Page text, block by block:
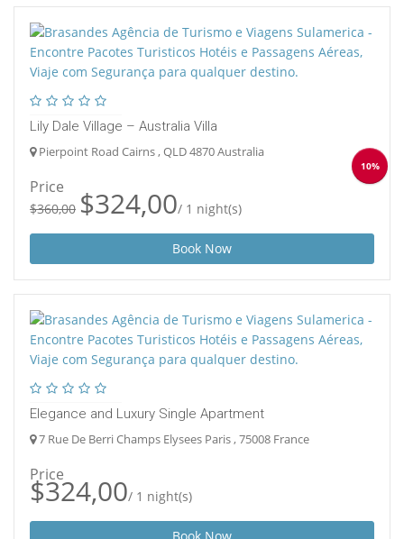
Lily Dale Village – Australia Villa
Pierpoint Road Cairns , QLD 4870 Australia
Price
$360,00 $324,00/ 1 night(s)
Book Now
10%
Elegance and Luxury Single Apartment
7 Rue De Berri Champs Elysees Paris , 75008 France
Price
$324,00/ 1 night(s)